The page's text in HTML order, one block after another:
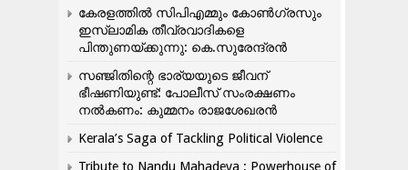
കേരളത്തിൽ സിപിഎമ്മും കോൺ​ഗ്രസും
ഇസ്ലാമിക തീവ്രവാദികളെ
പിന്തുണയ്ക്കുന്നു: കെ.സുരേന്ദ്രൻ
സഞ്ജിതിന്റെ ഭാര്യയുടെ ജീവന്
ഭീഷണിയുണ്ട്: പോലീസ് സംരക്ഷണം
നൽകണം: കുമ്മനം രാജശേഖരൻ
Kerala’s Saga of Tackling Political Violence
Tribute to Nandu Mahadeva ; Powerhouse of